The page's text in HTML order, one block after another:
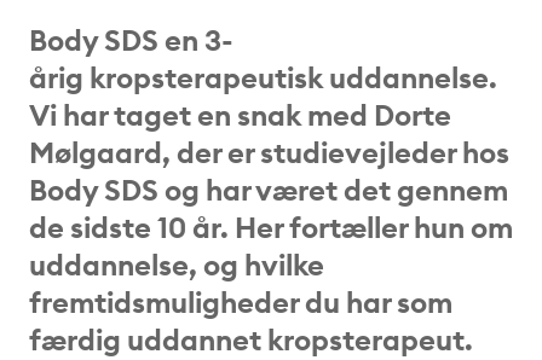
Body SDS en 3-
årig kropsterapeutisk uddannelse.
Vi har taget en snak med Dorte
Mølgaard, der er studievejleder hos
Body SDS og har været det gennem
de sidste 10 år. Her fortæller hun om
uddannelse, og hvilke
fremtidsmuligheder du har som
færdig uddannet kropsterapeut.